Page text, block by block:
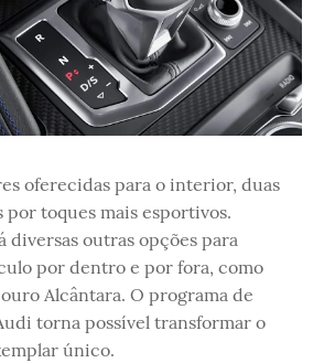
oferecidas para o interior, duas
por toques mais esportivos.
diversas outras opções para
por dentro e por fora, como
Alcântara. O programa de
torna possível transformar o
único.